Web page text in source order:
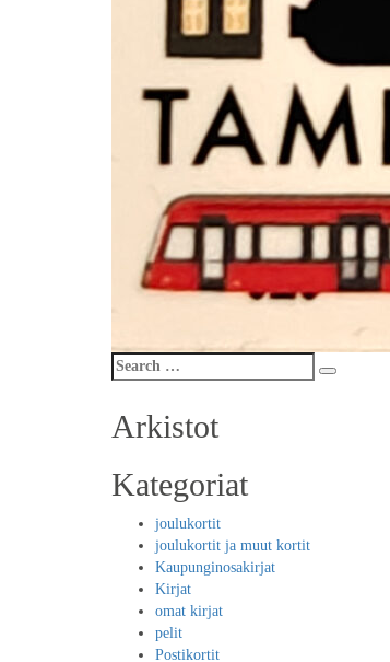
Search
for:
Arkistot
Kategoriat
joulukortit
joulukortit ja muut kortit
Kaupunginosakirjat
Kirjat
omat kirjat
pelit
Postikortit